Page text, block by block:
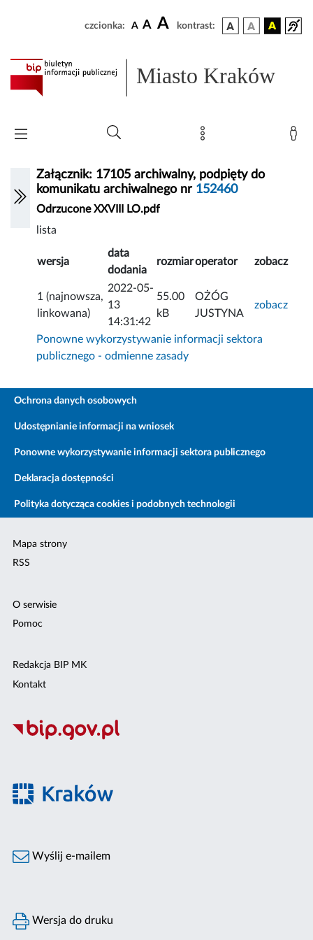
czcionka: A A A kontrast:
Miasto Kraków
Załącznik: 17105 archiwalny, podpięty do
komunikatu archiwalnego nr 152460
Odrzucone XXVIII LO.pdf
lista
wersja
data
dodania
rozmiaroperator zobacz
1 (najnowsza,
linkowana)
2022-05-
13
14:31:42
55.00
kB
OŻÓG
JUSTYNA
zobacz
Ponowne wykorzystywanie informacji sektora
publicznego - odmienne zasady
Ochrona danych osobowych
Udostępnianie informacji na wniosek
Ponowne wykorzystywanie informacji sektora publicznego
Deklaracja dostępności
Polityka dotycząca cookies i podobnych technologii
Mapa strony
RSS
O serwisie
Pomoc
Redakcja BIP MK
Kontakt
Wyślij e-mailem
Wersja do druku